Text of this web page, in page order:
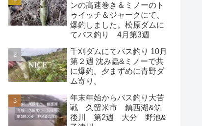
ンの高速巻き＆ミノーのト
ゥイッチ＆ジャークにて、
爆釣しました。松原ダムに
てバス釣り 4月第3週
千刈ダムにてバス釣り 10月
第２週 沈み蟲&ミノーで共
に爆釣。夕まずめに青野ダ
ム寄り。
年末年始からバス釣り大苦
戦 久留米市 鎮西湖&筑
後川 第2週 大分 野池&